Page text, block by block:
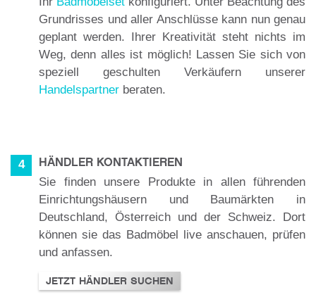
Grundrisses und aller Anschlüsse kann nun genau
geplant werden. Ihrer Kreativität steht nichts im
Weg, denn alles ist möglich! Lassen Sie sich von
speziell geschulten Verkäufern unserer
Handelspartner beraten.
4 HÄNDLER KONTAKTIEREN
Sie finden unsere Produkte in allen führenden
Einrichtungshäusern und Baumärkten in
Deutschland, Österreich und der Schweiz. Dort
können sie das Badmöbel live anschauen, prüfen
und anfassen.
JETZT HÄNDLER SUCHEN